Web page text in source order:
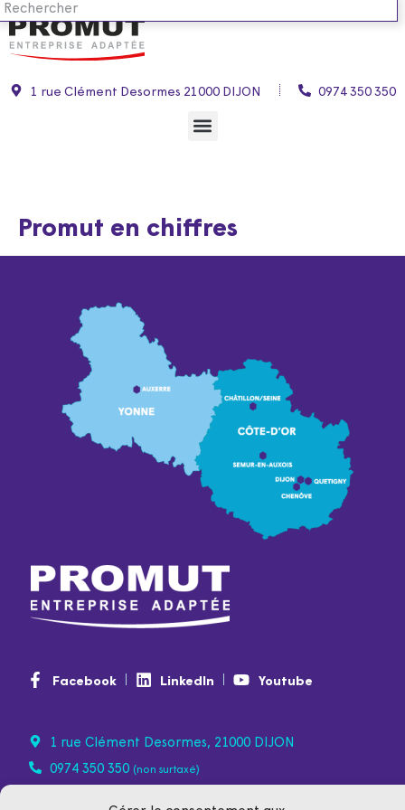
1 rue Clément Desormes 21000 DIJON 0974 350 350
Promut en chiffres
Facebook LinkedIn Youtube
1 rue Clément Desormes, 21000 DIJON
0974 350 350 (non surtaxé)